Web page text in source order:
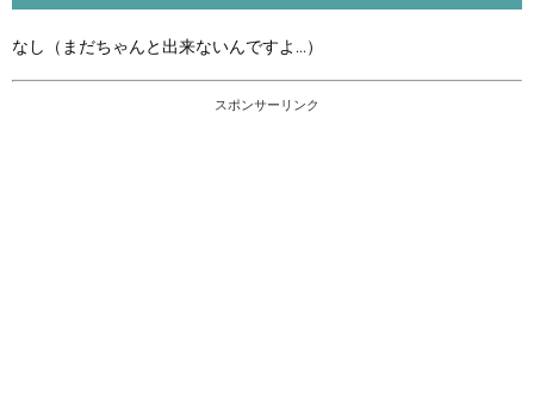
なし（まだちゃんと出来ないんですよ...）
スポンサーリンク